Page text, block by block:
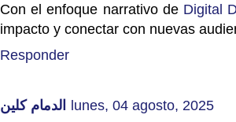
Con el enfoque narrativo de Digital
impacto y conectar con nuevas
Responder
الدمام كلين lunes, 04 agosto, 2025